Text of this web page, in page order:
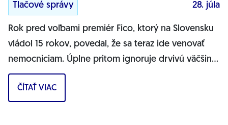
Tlačové správy 28. júla
Rok pred voľbami premiér Fico, ktorý na Slovensku
vládol 15 rokov, povedal, že sa teraz ide venovať
nemocniciam. Úplne pritom ignoruje drvivú väčšinu
problémov zdravotníctva, vyhlásil...
ČÍTAŤ VIAC